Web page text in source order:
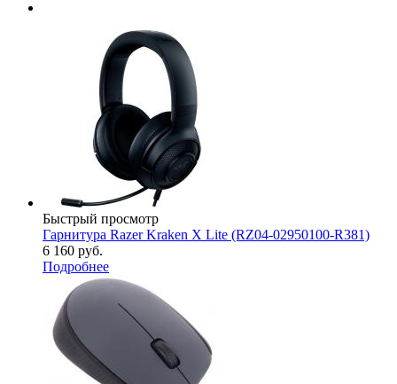
Быстрый просмотр
Гарнитура Razer Kraken X Lite (RZ04-02950100-R381)
6 160 руб.
Подробнее